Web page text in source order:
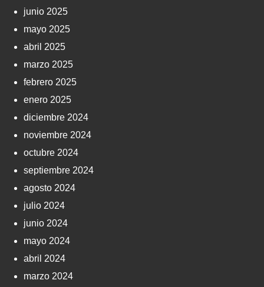
junio 2025
mayo 2025
abril 2025
marzo 2025
febrero 2025
enero 2025
diciembre 2024
noviembre 2024
octubre 2024
septiembre 2024
agosto 2024
julio 2024
junio 2024
mayo 2024
abril 2024
marzo 2024